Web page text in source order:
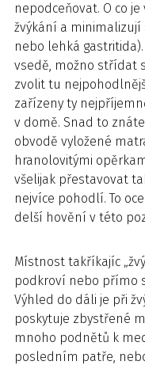
nepodceňovat. O co
žvýkání a
nebo lehká
vsedě, možno střídat
zvolit tu
zařízeny ty
v domě. Snad to
obvodě vyložené
hranolovitými
všelijak přestavovat
nejvíce pohodlí. To
delší hovění v této
Místnost takříkajíc
podkroví nebo přímo
Výhled do dáli je při
poskytuje zbystřené
mnoho podnětů k
posledním patře,